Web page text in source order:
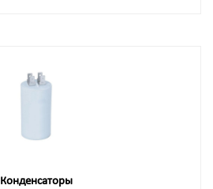
Конденсаторы